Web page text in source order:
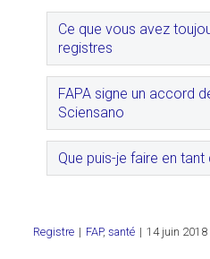
Ce que vous avez
registres
FAPA signe un accord
Sciensano
Que puis-je faire en tant
Registre | FAP,santé | 14 juin 2018